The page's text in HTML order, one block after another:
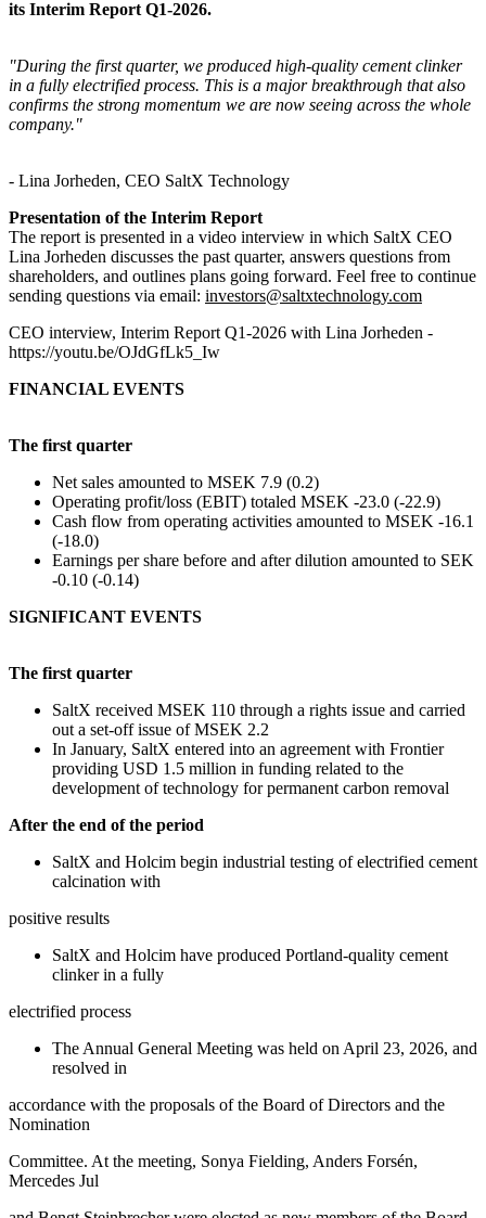
its Interim Report Q1-2026.
"During the first quarter, we produced high-quality cementclinker
in a fully electrified process. This is a major breakthrough that also
confirms the strong momentum we are now seeing across the whole
company."
- Lina Jorheden, CEO SaltX Technology
Presentation of the Interim Report
The report is presented in a video interview in which SaltX CEO
Lina Jorheden discusses the past quarter, answers questions from
shareholders, and outlines plans going forward. Feel free to continue
sending questions via email: investors@saltxtechnology.com
CEO interview, Interim Report Q1-2026 with Lina Jorheden -
https://youtu.be/OJdGfLk5_Iw
FINANCIAL EVENTS
The first quarter
Net sales amounted to MSEK 7.9 (0.2)
Operating profit/loss (EBIT) totaled MSEK -23.0 (-22.9)
Cash flow from operating activities amounted to MSEK -16.1
(-18.0)
Earnings per share before and after dilution amounted to SEK
-0.10 (-0.14)
SIGNIFICANT EVENTS
The first quarter
SaltX received MSEK 110 through a rights issue and carried
out a set-off issue of MSEK 2.2
In January, SaltX entered into an agreement with Frontier
providing USD 1.5 million in funding related to the
development of technology for permanent carbon removal
After the end of the period
SaltX and Holcim begin industrial testing of electrified cement
calcination with
positive results
SaltX and Holcim have produced Portland-quality cement
clinker in a fully
electrified process
The Annual General Meeting was held on April 23, 2026, and
resolved in
accordance with the proposals of the Board of Directors and the
Nomination
Committee. At the meeting, Sonya Fielding, Anders Forsén,
Mercedes Jul